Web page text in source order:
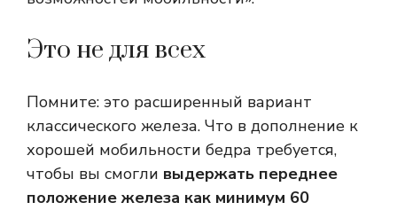
Это не для всех
Помните: это расширенный вариант
классического железа. Что в дополнение к
хорошей мобильности бедра требуется,
чтобы вы смогли выдержать переднее
положение железа как минимум 60